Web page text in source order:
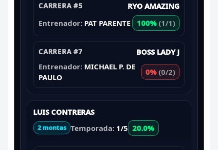
CARRERA #5
RYO AMAZING
Entrenador: PAT PARENTE 100% (1/1)
CARRERA #7
BOSS LADY J
Entrenador: MICHAEL P. DE
PAULO
0% (0/2)
LUIS CONTRERAS
2 montas Temporada: 1/5 20.0%